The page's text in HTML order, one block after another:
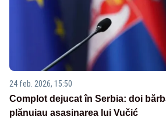
24 feb. 2026, 15:50
Complot dejucat în Serbia: doi
plănuiau asasinarea lui Vučić